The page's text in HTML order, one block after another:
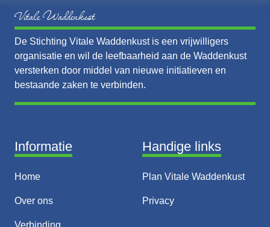
Vitale Waddenkust
De Stichting Vitale Waddenkust is een vrijwilligers
organisatie en wil de leefbaarheid aan de Waddenkust
versterken door middel van nieuwe initiatieven en
bestaande zaken te verbinden.
Informatie
Home
Over ons
Verbinding
Handige links
Plan Vitale Waddenkust
Privacy